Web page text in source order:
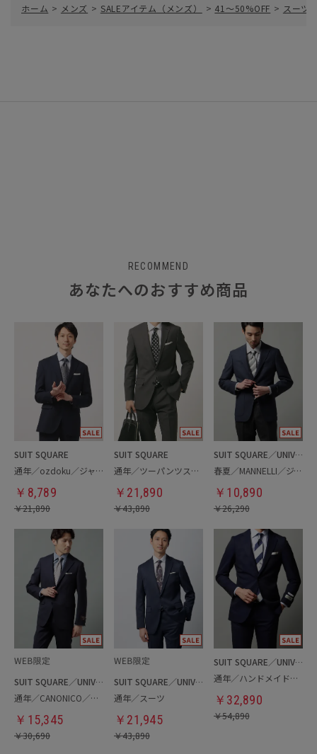
ホーム > メンズ > SALEアイテム（メンズ） > 41～50%OFF > スーツ
RECOMMEND
あなたへのおすすめ商品
SUIT SQUARE
通年／ozdoku／ジャケット
￥ 8,789
￥21,890
SUIT SQUARE
通年／ツーパンツスーツ
￥ 21,890
￥43,890
SUIT SQUARE／UNIVERSAL LANGUAGE
春夏／MANNELLI／ジャケット
￥ 10,890
￥26,290
SUIT SQUARE／UNIVERSAL LANGUAGE
通年／CANONICO／ジャケット
￥ 15,345
￥30,690
SUIT SQUARE／UNIVERSAL LANGUAGE
通年／スーツ
￥ 21,945
￥43,890
SUIT SQUARE／UNIVERSAL LANGUAGE
通年／ハンドメイドスーツ
￥ 32,890
￥54,890